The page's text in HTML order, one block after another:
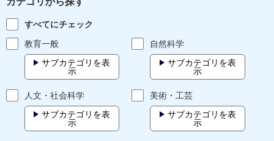
すべてにチェック
教育一般
サブカテゴリを表
示
自然科学
サブカテゴリを表
示
人文・社会科学
サブカテゴリを表
示
美術・工芸
サブカテゴリを表
示